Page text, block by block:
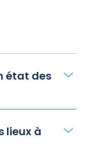
état des
lieux à